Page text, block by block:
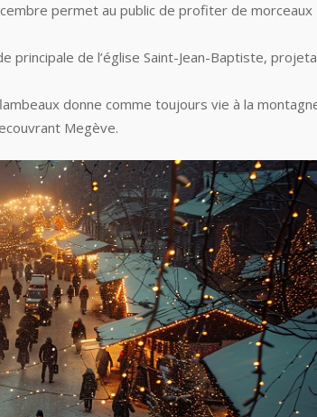
permet au public de profiter de morceaux
principale de l’église Saint-Jean-Baptiste,
donne comme toujours vie à la
Megève.